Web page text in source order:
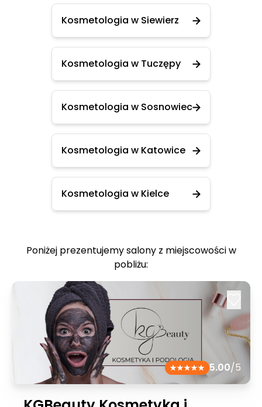
Kosmetologia w Siewierz
Kosmetologia w Tuczępy
Kosmetologia w Sosnowiec
Kosmetologia w Katowice
Kosmetologia w Kielce
Poniżej prezentujemy salony z miejscowości w
pobliżu:
5.00/5